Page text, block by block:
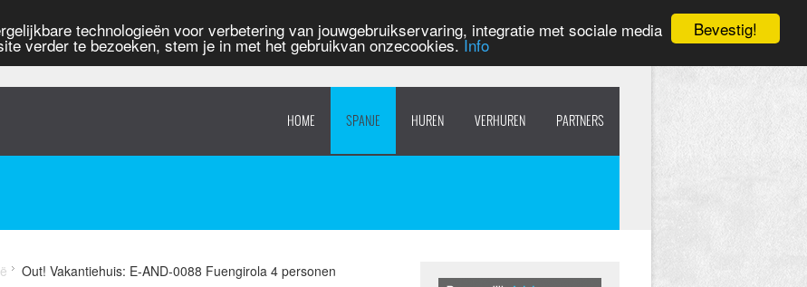
Bevestig!
technologieën voor verbetering van jouwgebruikservaring, integratie met sociale media
verder te bezoeken, stem je in met het gebruikvan onzecookies.Info
HOME SPANJE HUREN VERHUREN PARTNERS
Out! Vakantiehuis: E-AND-0088 Fuengirola 4 personen